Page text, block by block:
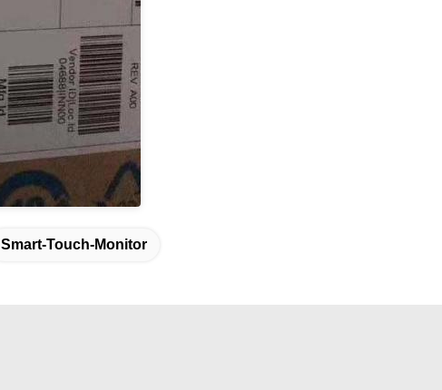
Smart-Touch-Monitor